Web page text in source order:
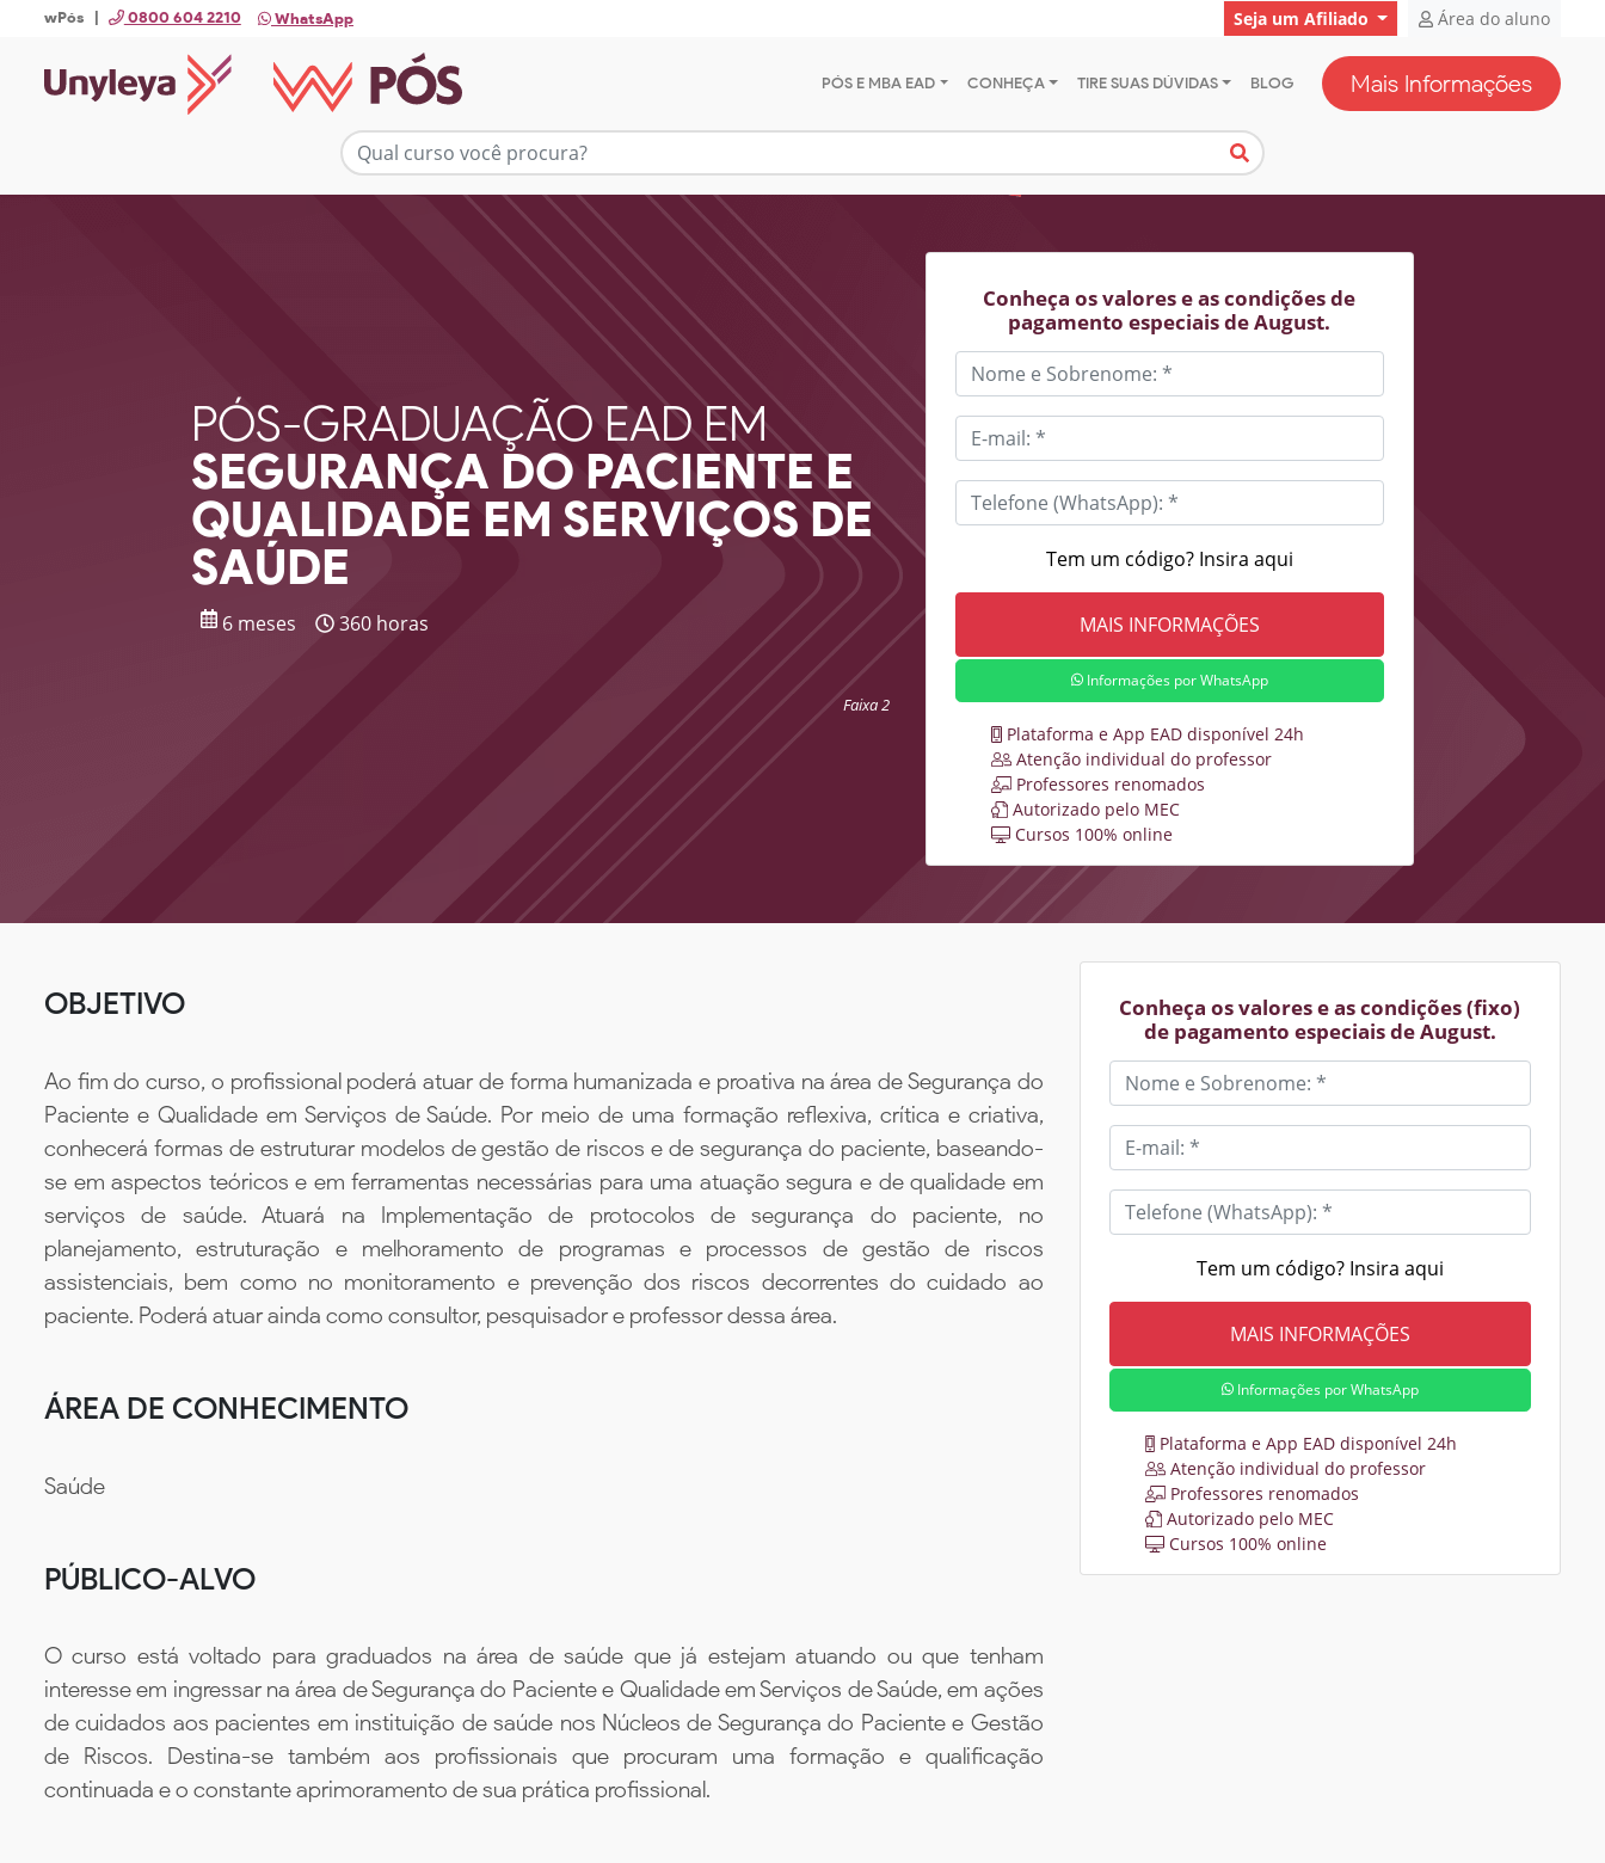
wPós | 0800 604 2210 WhatsApp Seja um Afiliado Área do aluno
PÓS E MBA EAD CONHEÇA TIRE SUAS DÚVIDAS BLOG Mais Informações
PÓS-GRADUAÇÃO EAD EM
SEGURANÇA DO PACIENTE E
QUALIDADE EM SERVIÇOS DE
SAÚDE
6 meses 360 horas
Faixa 2
Conheça os valores e as condições de
pagamento especiais de August.
Tem um código? Insira aqui
Informações por WhatsApp
Plataforma e App EAD disponível 24h
Atenção individual do professor
Professores renomados
Autorizado pelo MEC
Cursos 100% online
OBJETIVO
Ao fim do curso, o profissional poderá atuar de forma humanizada e proativa na área de Segurança do
Paciente e Qualidade em Serviços de Saúde. Por meio de uma formação reflexiva, crítica e criativa,
conhecerá formas de estruturar modelos de gestão de riscos e de segurança do paciente, baseando-
se em aspectos teóricos e em ferramentas necessárias para uma atuação segura e de qualidade em
serviços de saúde. Atuará na Implementação de protocolos de segurança do paciente, no
planejamento, estruturação e melhoramento de programas e processos de gestão de riscos
assistenciais, bem como no monitoramento e prevenção dos riscos decorrentes do cuidado ao
paciente. Poderá atuar ainda como consultor, pesquisador e professor dessa área.
ÁREA DE CONHECIMENTO
Saúde
PÚBLICO-ALVO
O curso está voltado para graduados na área de saúde que já estejam atuando ou que tenham
interesse em ingressar na área de Segurança do Paciente e Qualidade em Serviços de Saúde, em ações
de cuidados aos pacientes em instituição de saúde nos Núcleos de Segurança do Paciente e Gestão
de Riscos. Destina-se também aos profissionais que procuram uma formação e qualificação
continuada e o constante aprimoramento de sua prática profissional.
Conheça os valores e as condições (fixo)
de pagamento especiais de August.
Tem um código? Insira aqui
Informações por WhatsApp
Plataforma e App EAD disponível 24h
Atenção individual do professor
Professores renomados
Autorizado pelo MEC
Cursos 100% online